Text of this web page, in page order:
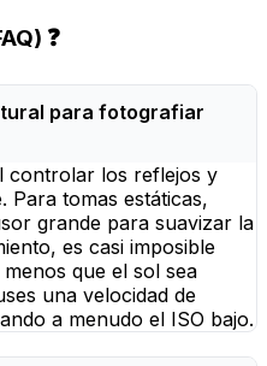
❓
para fotografiar
controlar los reflejos y
tomas estáticas,
grande para suavizar la
es casi imposible
que el sol sea
una velocidad de
a menudo el ISO bajo.